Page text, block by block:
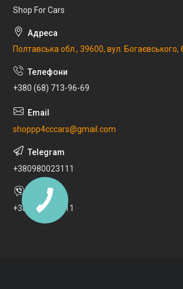
Shop For Cars
Полтавська обл., 39600, вул.
+380 (68) 713-96-69
shoppp4cccars@gmail.com
+380980023111
+380980023111